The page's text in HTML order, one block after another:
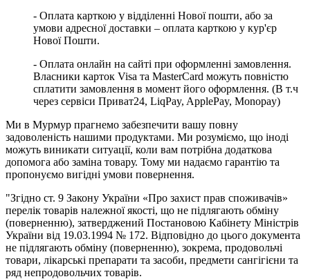
- Оплата карткою у відділенні Нової пошти, або за
умови адресної доставки – оплата карткою у кур'єр
Нової Пошти.
- Оплата онлайн на сайті при оформленні замовлення.
Власники карток Visa та MasterCard можуть повністю
сплатити замовлення в момент його оформлення. (В т.ч
через сервіси Приват24, LiqPay, ApplePay, Monopay)
Ми в Мурмур прагнемо забезпечити вашу повну
задоволеність нашими продуктами. Ми розуміємо, що іноді
можуть виникати ситуації, коли вам потрібна додаткова
допомога або заміна товару. Тому ми надаємо гарантію та
пропонуємо вигідні умови повернення.
"Згідно ст. 9 Закону України «Про захист прав споживачів»
перелік товарів належної якості, що не підлягають обміну
(поверненню), затверджений Постановою Кабінету Міністрів
України від 19.03.1994 № 172. Відповідно до цього документа
не підлягають обміну (поверненню), зокрема, продовольчі
товари, лікарські препарати та засоби, предмети сангігієни та
ряд непродовольчих товарів.